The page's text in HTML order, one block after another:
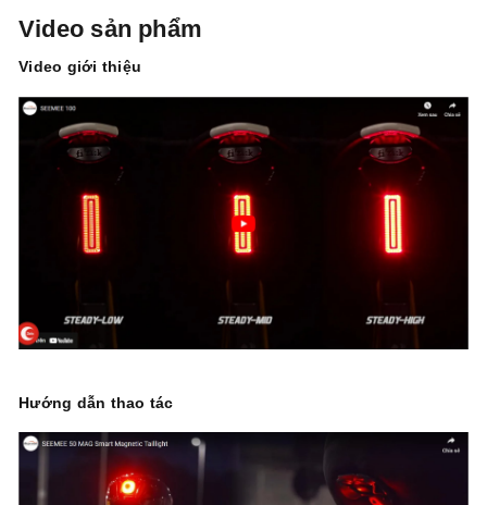
Video sản phẩm
Video giới thiệu
Hướng dẫn thao tác